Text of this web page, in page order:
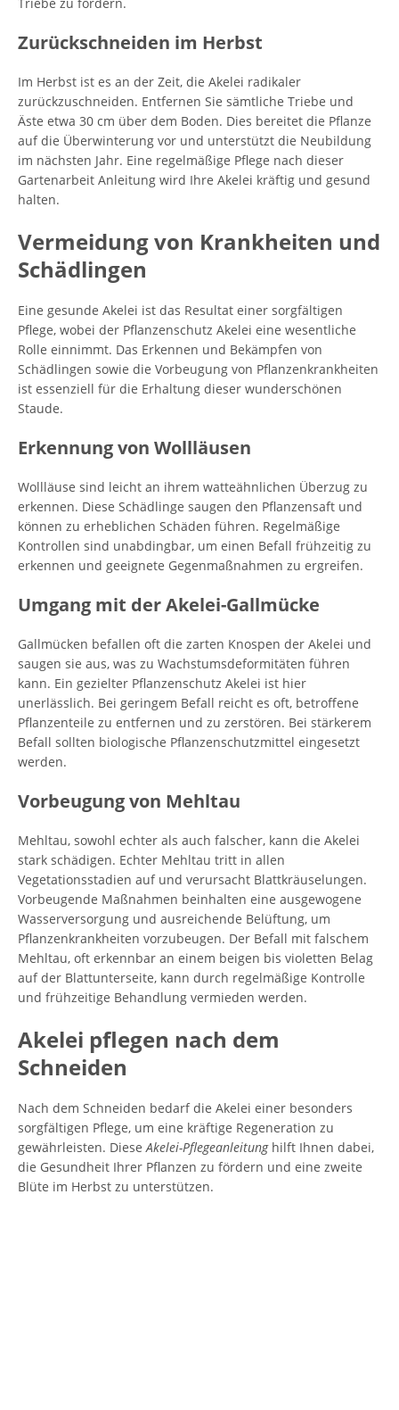
Zurückschneiden im Herbst
Im Herbst ist es an der Zeit, die Akelei radikaler
zurückzuschneiden. Entfernen Sie sämtliche Triebe und
Äste etwa 30 cm über dem Boden. Dies bereitet die Pflanze
auf die Überwinterung vor und unterstützt die Neubildung
im nächsten Jahr. Eine regelmäßige Pflege nach dieser
Gartenarbeit Anleitung wird Ihre Akelei kräftig und gesund
halten.
Vermeidung von Krankheiten und
Schädlingen
Eine gesunde Akelei ist das Resultat einer sorgfältigen
Pflege, wobei der Pflanzenschutz Akelei eine wesentliche
Rolle einnimmt. Das Erkennen und Bekämpfen von
Schädlingen sowie die Vorbeugung von Pflanzenkrankheiten
ist essenziell für die Erhaltung dieser wunderschönen
Staude.
Erkennung von Wollläusen
Wollläuse sind leicht an ihrem watteähnlichen Überzug zu
erkennen. Diese Schädlinge saugen den Pflanzensaft und
können zu erheblichen Schäden führen. Regelmäßige
Kontrollen sind unabdingbar, um einen Befall frühzeitig zu
erkennen und geeignete Gegenmaßnahmen zu ergreifen.
Umgang mit der Akelei-Gallmücke
Gallmücken befallen oft die zarten Knospen der Akelei und
saugen sie aus, was zu Wachstumsdeformitäten führen
kann. Ein gezielter Pflanzenschutz Akelei ist hier
unerlässlich. Bei geringem Befall reicht es oft, betroffene
Pflanzenteile zu entfernen und zu zerstören. Bei stärkerem
Befall sollten biologische Pflanzenschutzmittel eingesetzt
werden.
Vorbeugung von Mehltau
Mehltau, sowohl echter als auch falscher, kann die Akelei
stark schädigen. Echter Mehltau tritt in allen
Vegetationsstadien auf und verursacht Blattkräuselungen.
Vorbeugende Maßnahmen beinhalten eine ausgewogene
Wasserversorgung und ausreichende Belüftung, um
Pflanzenkrankheiten vorzubeugen. Der Befall mit falschem
Mehltau, oft erkennbar an einem beigen bis violetten Belag
auf der Blattunterseite, kann durch regelmäßige Kontrolle
und frühzeitige Behandlung vermieden werden.
Akelei pflegen nach dem
Schneiden
Nach dem Schneiden bedarf die Akelei einer besonders
sorgfältigen Pflege, um eine kräftige Regeneration zu
gewährleisten. DieseAkelei-Pflegeanleitunghilft Ihnen dabei,
die Gesundheit Ihrer Pflanzen zu fördern und eine zweite
Blüte im Herbst zu unterstützen.